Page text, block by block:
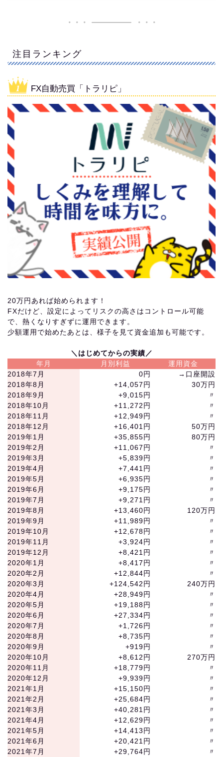
注目ランキング
FX自動売買「トラリピ」
20万円あれば始められます！
FXだけど、設定によってリスクの高さはコントロール可能
で、熱くなりすぎずに運用できます。
少額運用で始めたあとは、様子を見て資金追加も可能です。
＼はじめてからの実績／
年月 月別利益
運用資金
2018年7月
0円
→口座開設
2018年8月
+14,057円
30万円
2018年9月
+9,015円
〃
2018年10月
+11,272円
〃
2018年11月
+12,949円
〃
2018年12月
+16,401円
50万円
2019年1月
+35,855円
80万円
2019年2月
+11,067円
〃
2019年3月
+5,839円
〃
2019年4月
+7,441円
〃
2019年5月
+6,935円
〃
2019年6月
+9,175円
〃
2019年7月
+9,271円
〃
2019年8月
+13,460円
120万円
2019年9月
+11,989円
〃
2019年10月
+12,678円
〃
2019年11月
+3,924円
〃
2019年12月
+8,421円
〃
2020年1月
+8,417円
〃
2020年2月
+12,844円
〃
2020年3月
+124,542円
240万円
2020年4月
+28,949円
〃
2020年5月
+19,188円
〃
2020年6月
+27,334円
〃
2020年7月
+1,726円
〃
2020年8月
+8,735円
〃
2020年9月
+919円
〃
2020年10月
+8,612円
270万円
2020年11月
+18,779円
〃
2020年12月
+9,939円
〃
2021年1月
+15,150円
〃
2021年2月
+25,684円
〃
2021年3月
+40,281円
〃
2021年4月
+12,629円
〃
2021年5月
+14,413円
〃
2021年6月
+20,421円
〃
2021年7月
+29,764円
〃